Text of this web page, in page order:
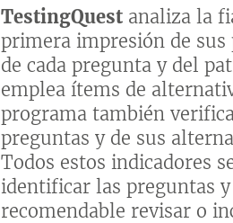
TestingQuest analiza la
primera impresión de sus
de cada pregunta y del
emplea ítems de
programa también
preguntas y de sus
Todos estos indicadores
identificar las preguntas
recomendable revisar o